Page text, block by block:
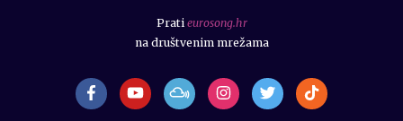
Prati eurosong.hr
na društvenim mrežama